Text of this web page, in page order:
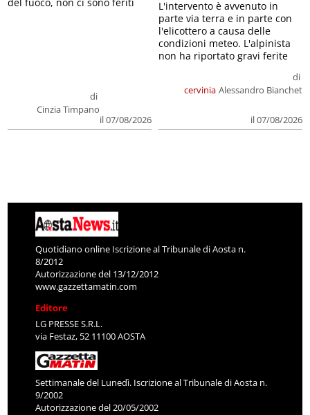
di
Cinzia Timpano
il 07/08/2026
del fuoco, non ci sono feriti
cervinia
di
Alessandro Bianchet
il 07/08/2026
L'intervento è avvenuto in
parte via terra e in parte con
l'elicottero a causa delle
condizioni meteo. L'alpinista
non ha riportato gravi ferite
Quotidiano online Iscrizione al Tribunale di Aosta n.
8/2012
Autorizzazione del 13/12/2012
www.gazzettamatin.com
Editore
LG PRESSE S.R.L.
via Festaz, 52 11100 AOSTA
Settimanale del Lunedì. Iscrizione al Tribunale di Aosta n.
9/2002
Autorizzazione del 20/05/2002